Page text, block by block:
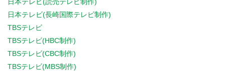
日本テレビ(長崎国際テレビ制作)
TBSテレビ
TBSテレビ(HBC制作)
TBSテレビ(CBC制作)
TBSテレビ(MBS制作)